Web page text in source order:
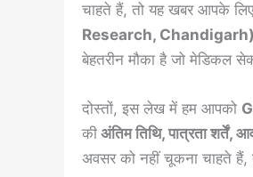
चाहते हैं, तो यह खबर आपके
Research, Chandigarh)
बेहतरीन मौका है जो मेडिकल
दोस्तों, इस लेख में हम आपको
की अंतिम तिथि, पात्रता
अवसर को नहीं चूकना चाहते हैं,